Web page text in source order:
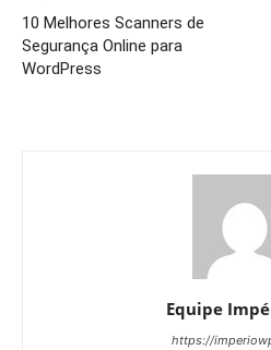
10 Melhores Scanners de
Segurança Online para
WordPress
Equipe
https://